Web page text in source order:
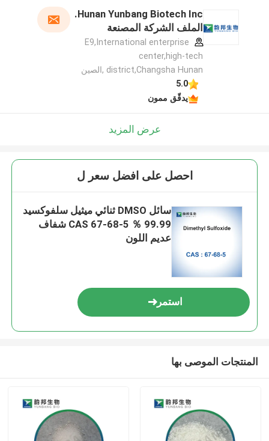
Hunan Yunbang Biotech Inc.
الملف الشركة المصنعة
E9,International enterprise
center,high-tech
district,Changsha Hunan ,الصين
5.0
يدقّق ممون
عرض المزيد
احصل على افضل سعر ل
سائل DMSO ثنائي ميثيل سلفوكسيد
99.99 ％ CAS 67-68-5 شفاف
عديم اللون
استمر
المنتجات الموصى بها